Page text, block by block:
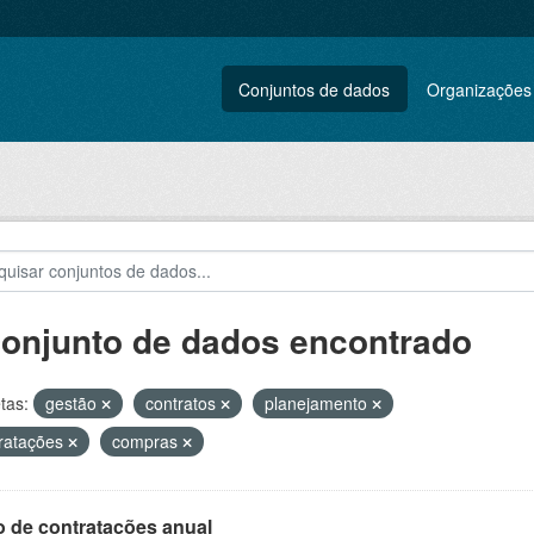
Conjuntos de dados Organizações
de dados encontrado
gestão contratos
planejamento
compras
de contratações anual